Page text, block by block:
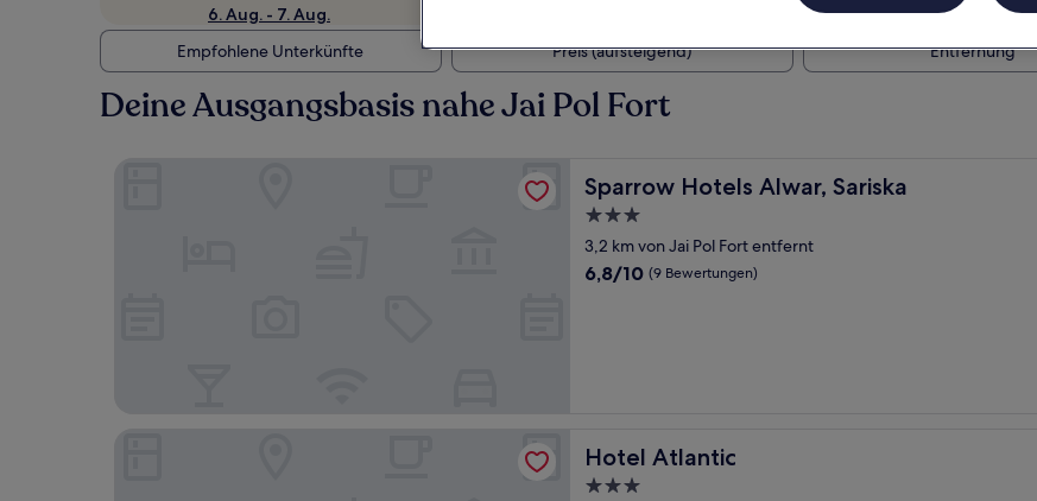
6. Aug. - 7. Aug.
7. Aug. - 9. Aug.
Empfohlene Unterkünfte
Preis (aufsteigend) Entfernung
Deine Ausgangsbasis nahe Jai Pol Fort
Sparrow Hotels Alwar, Sariska
Sparrow Hotels Alwar, Sariska
3.0-
Sterne-
Unterkunft
3,2 km von Jai Pol Fort entfernt
6.8
6,8/10 (9 Bewertungen)
Hotel Atlantic
Hotel Atlantic
3.0-